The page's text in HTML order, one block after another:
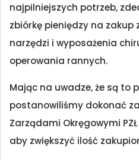
najpilniejszych potrzeb,
zbiórkę pieniędzy na
narzędzi i wyposażenia
operowania rannych.
Mając na uwadze, że są to
postanowiliśmy dokonać
Zarządami Okręgowymi
aby zwiększyć ilość